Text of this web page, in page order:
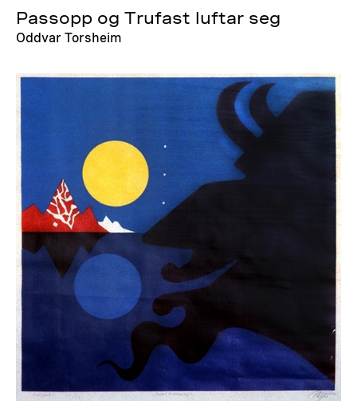
Passopp og Trufast luftar seg
Oddvar Torsheim